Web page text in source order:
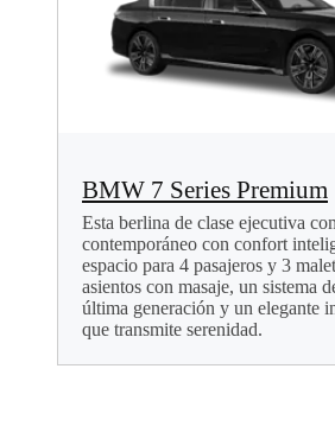
BMW 7 Series Premium
Esta berlina de clase ejecutiva
contemporáneo con confort
espacio para 4 pasajeros y 3
asientos con masaje, un sistema
última generación y un elegante
que transmite serenidad.